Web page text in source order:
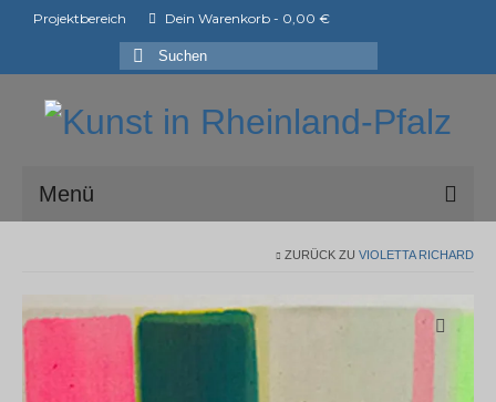
Projektbereich Dein Warenkorb - 0,00 €
Suchen
Menü
Ausstellungen
ZURÜCK ZU VIOLETTA RICHARD